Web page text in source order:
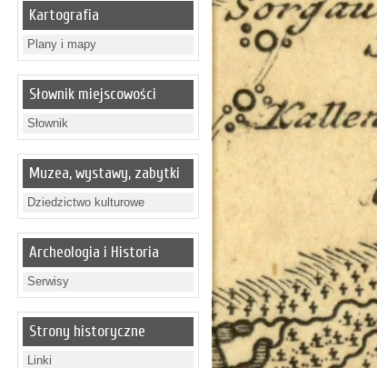
Kartografia
Plany i mapy
Słownik miejscowości
Słownik
Muzea, wystawy, zabytki
Dziedzictwo kulturowe
Archeologia i Historia
Serwisy
Strony historyczne
Linki